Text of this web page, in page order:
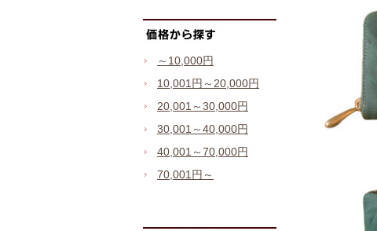
～10,000円
10,001円～20,000円
20,001～30,000円
30,001～40,000円
40,001～70,000円
70,001円～